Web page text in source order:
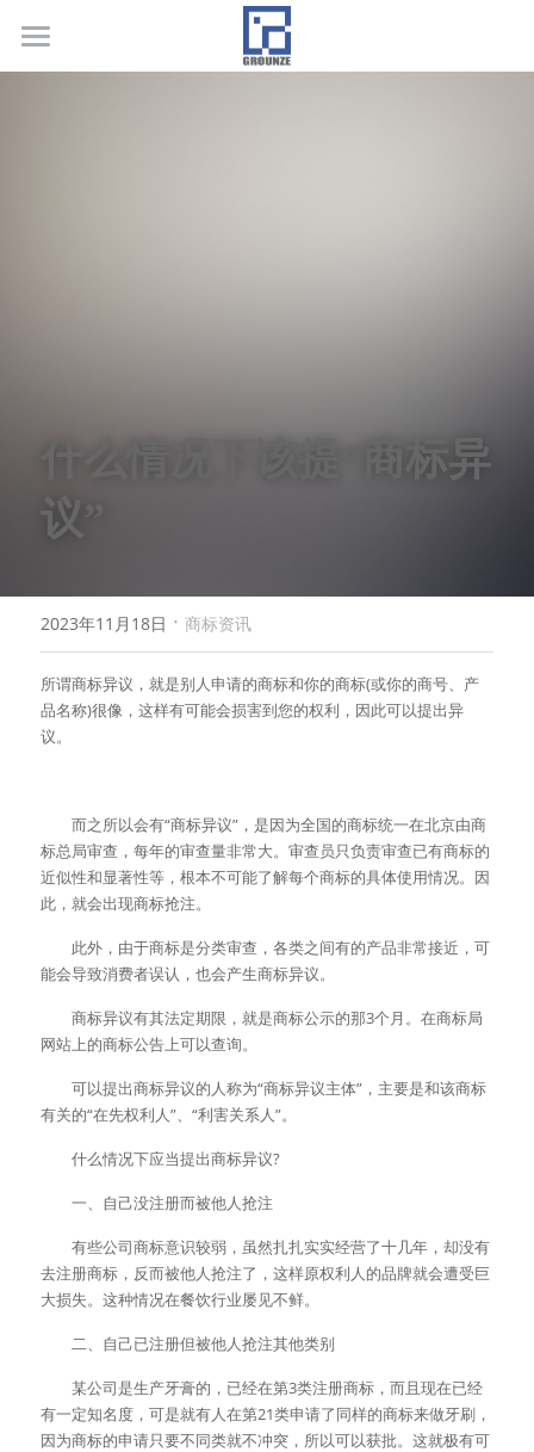
首页
什么情况下该提“商标异
议”
2023年11月18日 · 商标资讯
所谓商标异议，就是别人申请的商标和你的商标(或你的商号、产
品名称)很像，这样有可能会损害到您的权利，因此可以提出异
议。
而之所以会有“商标异议”，是因为全国的商标统一在北京由商
标总局审查，每年的审查量非常大。审查员只负责审查已有商标的
近似性和显著性等，根本不可能了解每个商标的具体使用情况。因
此，就会出现商标抢注。
此外，由于商标是分类审查，各类之间有的产品非常接近，可
能会导致消费者误认，也会产生商标异议。
商标异议有其法定期限，就是商标公示的那3个月。在商标局
网站上的商标公告上可以查询。
可以提出商标异议的人称为“商标异议主体”，主要是和该商标
有关的“在先权利人”、“利害关系人”。
什么情况下应当提出商标异议?
一、自己没注册而被他人抢注
有些公司商标意识较弱，虽然扎扎实实经营了十几年，却没有
去注册商标，反而被他人抢注了，这样原权利人的品牌就会遭受巨
大损失。这种情况在餐饮行业屡见不鲜。
二、自己已注册但被他人抢注其他类别
某公司是生产牙膏的，已经在第3类注册商标，而且现在已经
有一定知名度，可是就有人在第21类申请了同样的商标来做牙刷，
因为商标的申请只要不同类就不冲突，所以可以获批。这就极有可